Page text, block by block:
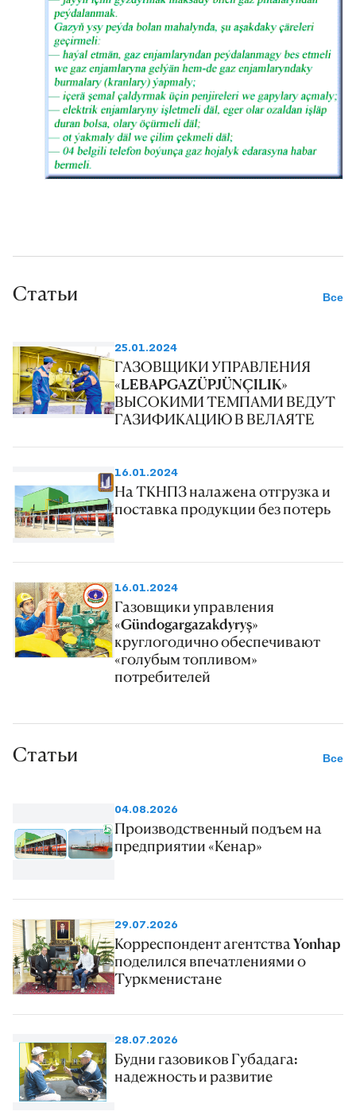
Статьи Все
25.01.2024
ГАЗОВЩИКИ УПРАВЛЕНИЯ
«LEBAPGAZÜPJÜNÇILIK»
ВЫСОКИМИ ТЕМПАМИ ВЕДУТ
ГАЗИФИКАЦИЮ В ВЕЛАЯТЕ
16.01.2024
На ТКНПЗ налажена отгрузка и
поставка продукции без потерь
16.01.2024
Газовщики управления
«Gündogargazakdyryş»
круглогодично обеспечивают
«голубым топливом»
потребителей
Статьи Все
04.08.2026
Производственный подъем на
предприятии «Кенар»
29.07.2026
Корреспондент агентства Yonhap
поделился впечатлениями о
Туркменистане
28.07.2026
Будни газовиков Губадага:
надежность и развитие